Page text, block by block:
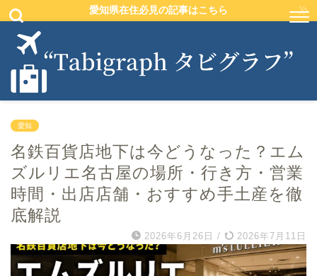
愛知県在住必見の記事はこちら
愛知
名鉄百貨店地下は今どうなった？エム
ズルリエ名古屋の場所・行き方・営業
時間・出店店舗・おすすめ手土産を徹
底解説
2026年6月26日 / 2026年7月11日